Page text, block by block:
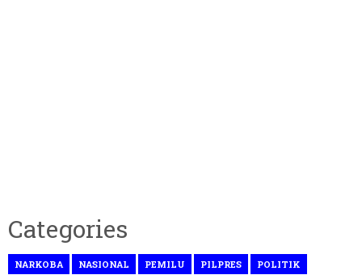
Categories
NARKOBA NASIONAL PEMILU PILPRES POLITIK